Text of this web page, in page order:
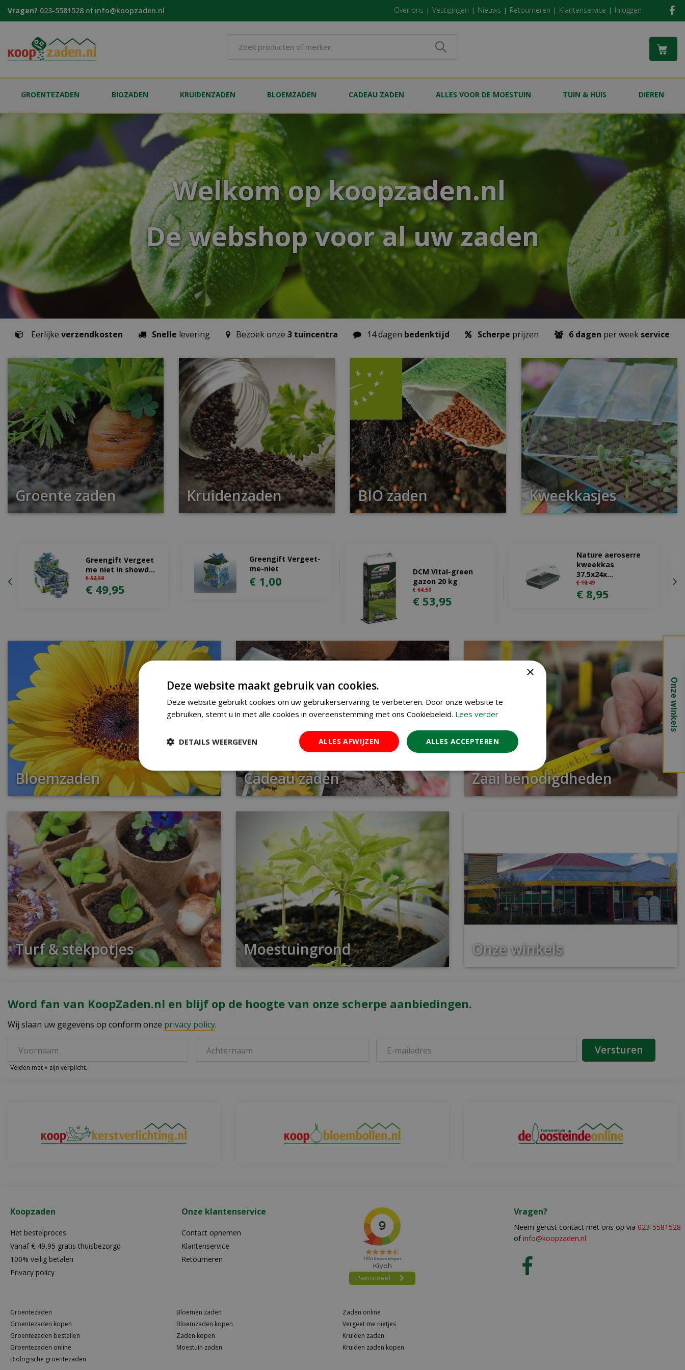
naar
Welkom op koopzaden.nl
De webshop voor al uw zaden
Eerlijkeverzendkosten Snelle levering Bezoek onze 3 tuincentra 14 dagen bedenktijd Scherpe prijzen 6 dagen per week service
Vragen? 023-5581528 of info@koopzaden.nl Over ons Vestigingen Nieuws Retourneren Klantenservice Inloggen
GROENTEZADEN BIOZADEN KRUIDENZADEN BLOEMZADEN CADEAU ZADEN ALLES VOOR DE MOESTUIN TUIN & HUIS DIEREN
Groente zaden Kruidenzaden BIO zaden Kweekkasjes
Greengift Vergeet
me niet in showd…
€ 52,50
€ 49,95
Greengift Vergeet-
me-niet
€ 1,00
DCM Vital-green
gazon 20 kg
€ 64,50
€ 53,95
Nature aeroserre
kweekkas
37.5x24x…
€ 10,49
€ 8,95
Bloemzaden Cadeau zaden Zaai benodigdheden
Turf & stekpotjes Moestuingrond Onze winkels
Word fan van KoopZaden.nl en blijf op de hoogte van onze scherpe aanbiedingen.
Wij slaan uw gegevens op conform onze privacy policy.
Velden met* zijn verplicht.
Koopzaden
Het bestelproces
Vanaf € 49,95 gratis thuisbezorgd
100% veilig betalen
Privacy policy
Onze klantenservice
Contact opnemen
Klantenservice
Retourneren
Vragen?
Neem gerust contact met ons op via 023-5581528
of info@koopzaden.nl
Groentezaden
Groentezaden kopen
Groentezaden bestellen
Groentezaden online
Biologische groentezaden
Bloemen zaden
Bloemzaden kopen
Zaden kopen
Moestuin zaden
Zaden online
Vergeet me nietjes
Kruiden zaden
Kruiden zaden kopen
Onze winkels
×
Deze website maakt gebruik van cookies.
Deze website gebruikt cookies om uw gebruikerservaring te verbeteren. Door onze website te
gebruiken, stemt u in met alle cookies in overeenstemming met ons Cookiebeleid. Lees verder
ALLES ACCEPTEREN
ALLES AFWIJZEN
DETAILS WEERGEVEN